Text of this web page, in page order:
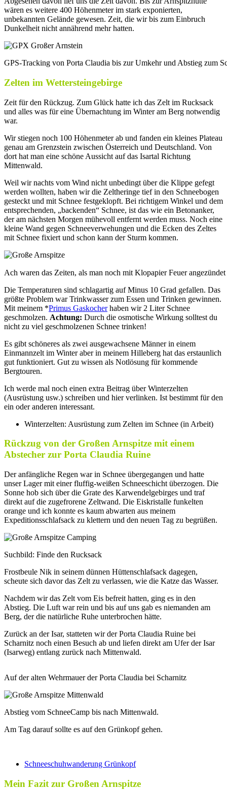
wären es weitere 400 Höhenmeter im stark exponierten,
unbekannten Gelände gewesen. Zeit, die wir bis zum Einbruch
Dunkelheit nicht annährend mehr hatten.
GPS-Tracking von Porta Claudia bis zur Umkehr und Abstieg zum
Zelten im Wettersteingebirge
Zeit für den Rückzug. Zum Glück hatte ich das Zelt im Rucksack
und alles was für eine Übernachtung im Winter am Berg notwendig
war.
Wir stiegen noch 100 Höhenmeter ab und fanden ein kleines Plateau
genau am Grenzstein zwischen Österreich und Deutschland. Von
dort hat man eine schöne Aussicht auf das Isartal Richtung
Mittenwald.
Weil wir nachts vom Wind nicht unbedingt über die Klippe gefegt
werden wollten, haben wir die Zeltheringe tief in den Schneebogen
gesteckt und mit Schnee festgeklopft. Bei richtigem Winkel und dem
entsprechenden, „backenden“ Schnee, ist das wie ein Betonanker,
der am nächsten Morgen mühevoll entfernt werden muss. Noch eine
kleine Wand gegen Schneeverwehungen und die Ecken des Zeltes
mit Schnee fixiert und schon kann der Sturm kommen.
Ach waren das Zeiten, als man noch mit Klopapier Feuer
Die Temperaturen sind schlagartig auf Minus 10 Grad gefallen. Das
größte Problem war Trinkwasser zum Essen und Trinken gewinnen.
Mit meinem *Primus Gaskocherhaben wir 2 Liter Schnee
geschmolzen. Achtung: Durch die osmotische Wirkung solltest du
nicht zu viel geschmolzenen Schnee trinken!
Es gibt schöneres als zwei ausgewachsene Männer in einem
Einmannzelt im Winter aber in meinem Hilleberg hat das erstaunlich
gut funktioniert. Gut zu wissen als Notlösung für kommende
Bergtouren.
Ich werde mal noch einen extra Beitrag über Winterzelten
(Ausrüstung usw.) schreiben und hier verlinken. Ist bestimmt für den
ein oder anderen interessant.
Winterzelten: Ausrüstung zum Zelten im Schnee (in Arbeit)
Rückzug von der Großen Arnspitze mit einem
Abstecher zur Porta Claudia Ruine
Der anfängliche Regen war in Schnee übergegangen und hatte
unser Lager mit einer fluffig-weißen Schneeschicht überzogen. Die
Sonne hob sich über die Grate des Karwendelgebirges und traf
direkt auf die zugefrorene Zeltwand. Die Eiskristalle funkelten
orange und ich konnte es kaum abwarten aus meinem
Expeditionsschlafsack zu klettern und den neuen Tag zu begrüßen.
Suchbild: Finde den Rucksack
Frostbeule Nik in seinem dünnen Hüttenschlafsack dagegen,
scheute sich davor das Zelt zu verlassen, wie die Katze das Wasser.
Nachdem wir das Zelt vom Eis befreit hatten, ging es in den
Abstieg. Die Luft war rein und bis auf uns gab es niemanden am
Berg, der die natürliche Ruhe unterbrochen hätte.
Zurück an der Isar, statteten wir der Porta Claudia Ruine bei
Scharnitz noch einen Besuch ab und liefen direkt am Ufer der Isar
(Isarweg) entlang zurück nach Mittenwald.
Auf der alten Wehrmauer der Porta Claudia bei Scharnitz
Abstieg vom SchneeCamp bis nach Mittenwald.
Am Tag darauf sollte es auf den Grünkopf gehen.
Schneeschuhwanderung Grünkopf
Mein Fazit zur Großen Arnspitze